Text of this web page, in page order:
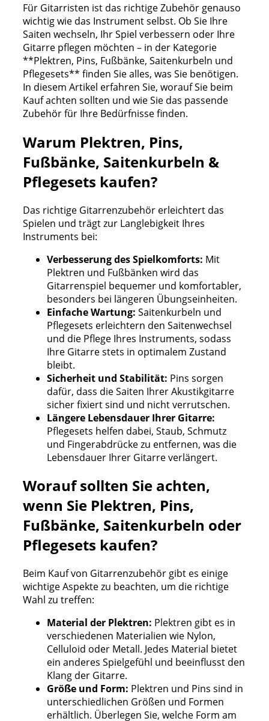
Für Gitarristen ist das richtige Zubehör genauso
wichtig wie das Instrument selbst. Ob Sie Ihre
Saiten wechseln, Ihr Spiel verbessern oder Ihre
Gitarre pflegen möchten – in der Kategorie
**Plektren, Pins, Fußbänke, Saitenkurbeln und
Pflegesets** finden Sie alles, was Sie benötigen.
In diesem Artikel erfahren Sie, worauf Sie beim
Kauf achten sollten und wie Sie das passende
Zubehör für Ihre Bedürfnisse finden.
Warum Plektren, Pins,
Fußbänke, Saitenkurbeln &
Pflegesets kaufen?
Das richtige Gitarrenzubehör erleichtert das
Spielen und trägt zur Langlebigkeit Ihres
Instruments bei:
Verbesserung des Spielkomforts: Mit
Plektren und Fußbänken wird das
Gitarrenspiel bequemer und komfortabler,
besonders bei längeren Übungseinheiten.
Einfache Wartung: Saitenkurbeln und
Pflegesets erleichtern den Saitenwechsel
und die Pflege Ihres Instruments, sodass
Ihre Gitarre stets in optimalem Zustand
bleibt.
Sicherheit und Stabilität: Pins sorgen
dafür, dass die Saiten Ihrer Akustikgitarre
sicher fixiert sind und nicht verrutschen.
Längere Lebensdauer Ihrer Gitarre:
Pflegesets helfen dabei, Staub, Schmutz
und Fingerabdrücke zu entfernen, was die
Lebensdauer Ihrer Gitarre verlängert.
Worauf sollten Sie achten,
wenn Sie Plektren, Pins,
Fußbänke, Saitenkurbeln oder
Pflegesets kaufen?
Beim Kauf von Gitarrenzubehör gibt es einige
wichtige Aspekte zu beachten, um die richtige
Wahl zu treffen:
Material der Plektren: Plektren gibt es in
verschiedenen Materialien wie Nylon,
Celluloid oder Metall. Jedes Material bietet
ein anderes Spielgefühl und beeinflusst den
Klang der Gitarre.
Größe und Form: Plektren und Pins sind in
unterschiedlichen Größen und Formen
erhältlich. Überlegen Sie, welche Form am